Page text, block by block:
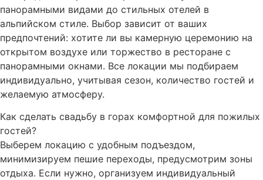
панорамными видами до стильных отелей в
альпийском стиле. Выбор зависит от ваших
предпочтений: хотите ли вы камерную церемонию на
открытом воздухе или торжество в ресторане с
панорамными окнами. Все локации мы подбираем
индивидуально, учитывая сезон, количество гостей и
желаемую атмосферу.
Как сделать свадьбу в горах комфортной для пожилых
гостей?
Выберем локацию с удобным подъездом,
минимизируем пешие переходы, предусмотрим зоны
отдыха. Если нужно, организуем индивидуальный